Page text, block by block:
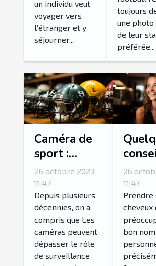
un individu veut
voyager vers
l’étranger et y
séjourner...
stars
toujours
une photo
de leur
préférée...
Caméra de
sport :
parlons-en !
26 octobre 2023
11:47
Depuis plusieurs
décennies, on a
compris que Les
caméras peuvent
dépasser le rôle
de surveillance
pour
26
11:47
Prendre
cheveux
bon